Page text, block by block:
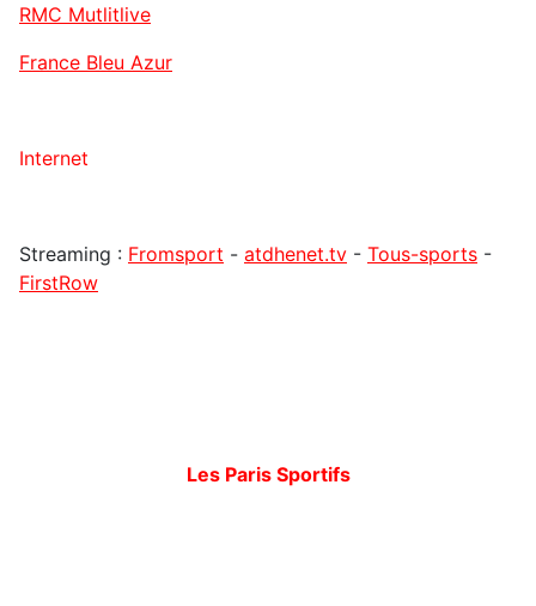
RMC Mutlitlive
France Bleu Azur
Internet
Streaming : Fromsport - atdhenet.tv - Tous-sports -
FirstRow
Les Paris Sportifs